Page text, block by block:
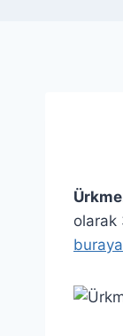
olarak
buraya